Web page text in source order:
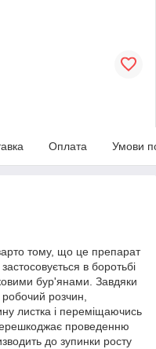
Оплата Умови
тому, що це препарат
в боротьбі
бур'янами. Завдяки
робочий розчин,
листка і переміщаючись
проведенню
до зупинки росту